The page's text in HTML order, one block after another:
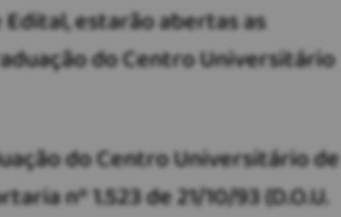
estarão abertas as
do Centro Universitário
do Centro Universitário de
nº 1.523 de 21/10/93 (D.O.U.